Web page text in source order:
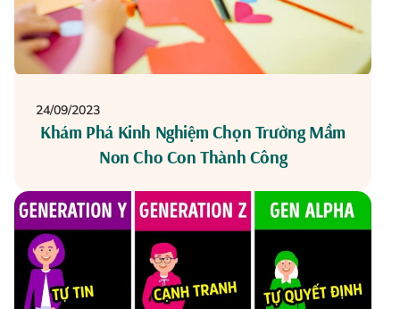
24/09/2023
Khám Phá Kinh Nghiệm Chọn Trường Mầm
Non Cho Con Thành Công